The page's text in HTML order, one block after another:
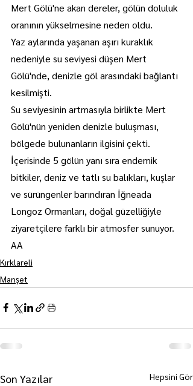
Mert Gölü'ne akan dereler, gölün doluluk
oranının yükselmesine neden oldu.
Yaz aylarında yaşanan aşırı kuraklık
nedeniyle su seviyesi düşen Mert
Gölü'nde, denizle göl arasındaki bağlantı
kesilmişti.
Su seviyesinin artmasıyla birlikte Mert
Gölü'nün yeniden denizle buluşması,
bölgede bulunanların ilgisini çekti.
İçerisinde 5 gölün yanı sıra endemik
bitkiler, deniz ve tatlı su balıkları, kuşlar
ve sürüngenler barındıran İğneada
Longoz Ormanları, doğal güzelliğiyle
ziyaretçilere farklı bir atmosfer sunuyor.
AA
Kırklareli
Manşet
Son Yazılar Hepsini Gör